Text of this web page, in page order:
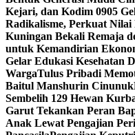
Kejari, dan Kodim 0905
Radikalisme, Perkuat Nilai
Kuningan Bekali Remaja
untuk Kemandirian
Gelar Edukasi Kesehatan
WargaTulus Pribadi
Baitul Manshurin Cinunuk
Sembelih 129 Hewan
Garut Tekankan Peran
Anak Lewat Pengajian